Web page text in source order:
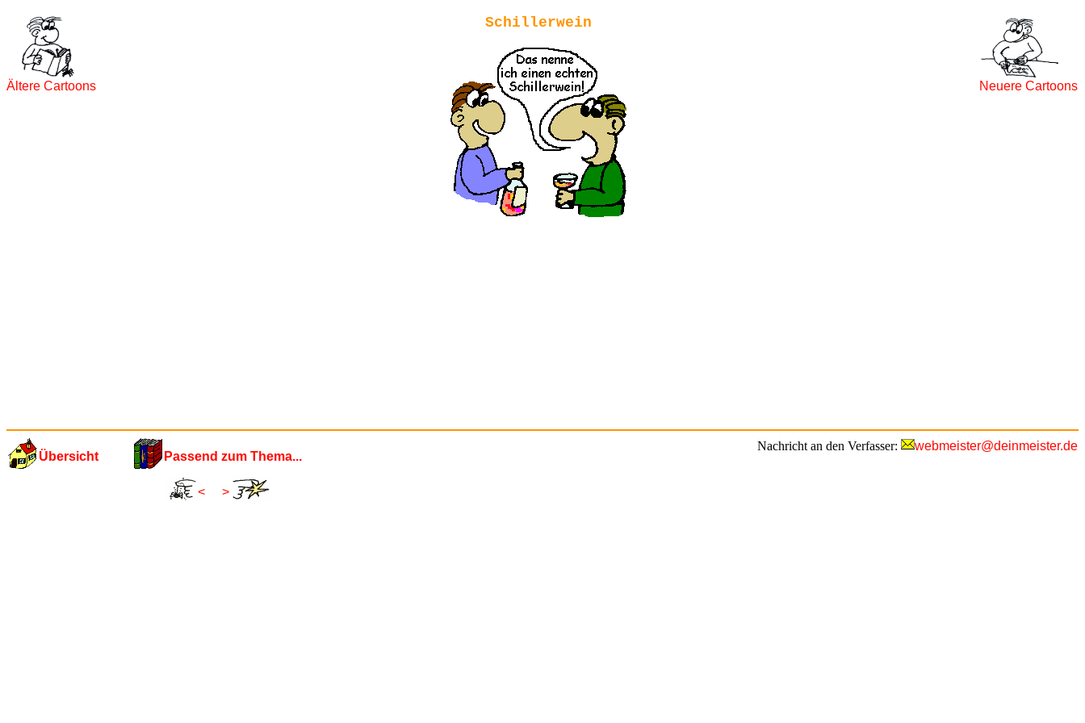
Ältere Cartoons Neuere Cartoons
Schillerwein
Nachricht an den Verfasser: webmeister@deinmeister.de
Übersicht Passend zum Thema...
< >